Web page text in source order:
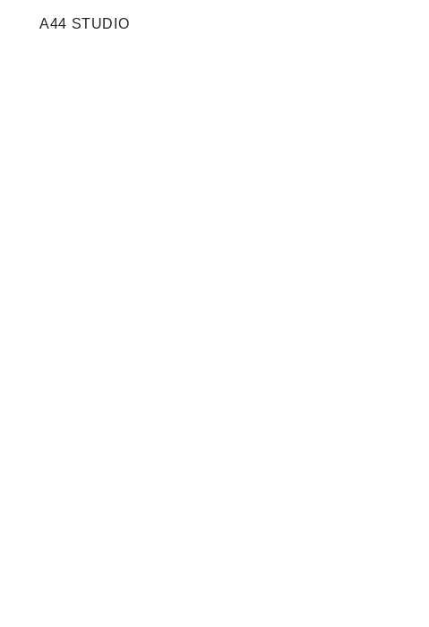
A44 STUDIO